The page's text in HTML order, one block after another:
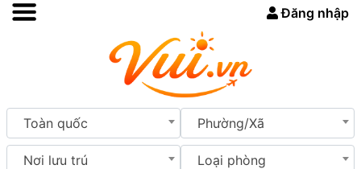
Đăng nhập
Toàn quốc Phường/Xã
Nơi lưu trú Loại phòng